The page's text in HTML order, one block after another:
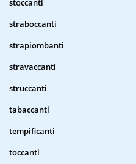
stoccanti
straboccanti
strapiombanti
stravaccanti
struccanti
tabaccanti
tempificanti
toccanti